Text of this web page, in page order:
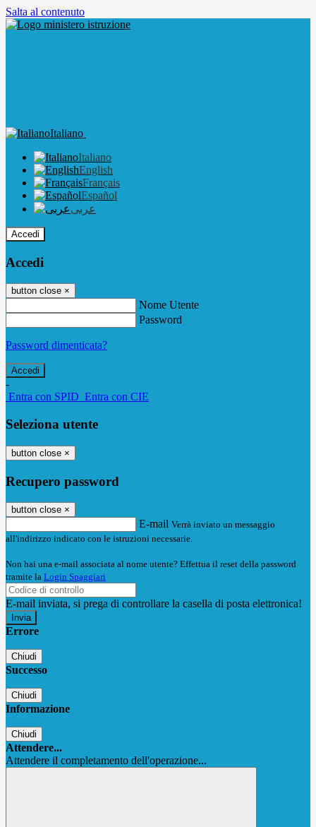
Salta al contenuto
Italiano
Italiano
English
Français
Español
عربى
Accedi
Accedi
button close ×
Nome Utente
Password
Password dimenticata?
-
Entra con SPID Entra con CIE
Seleziona utente
button close ×
Recupero password
button close ×
E-mail Verrà inviato un messaggio
all'indirizzo indicato con le istruzioni necessarie.
Non hai una e-mail associata al nome utente? Effettua il reset della password
tramite la Login Spaggiari
E-mail inviata, si prega di controllare la casella di posta elettronica!
Errore
Chiudi
Successo
Chiudi
Informazione
Chiudi
Attendere...
Attendere il completamento dell'operazione...